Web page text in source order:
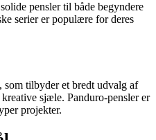
pensler til både begyndere
serier er populære for deres
tilbyder et bredt udvalg af
sjæle. Panduro-pensler er
projekter.